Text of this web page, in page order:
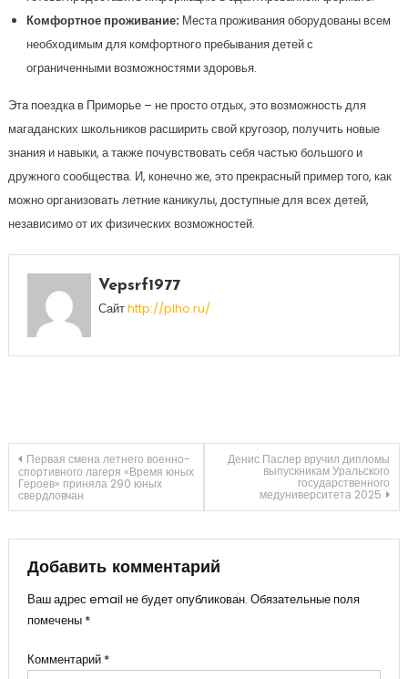
Комфортное проживание:Места проживания оборудованы всем
необходимым для комфортного пребывания детей с
ограниченными возможностями здоровья.
Эта поездка в Приморье – не просто отдых, это возможность для
магаданских школьников расширить свой кругозор, получить новые
знания и навыки, а также почувствовать себя частью большого и
дружного сообщества. И, конечно же, это прекрасный пример того, как
можно организовать летние каникулы, доступные для всех детей,
независимо от их физических возможностей.
Vepsrf1977
Сайтhttp://plho.ru/
Навигация
по
записям
Первая смена летнего военно-
спортивного лагеря «Время юных
Героев» приняла 290 юных
свердловчан
Денис Паслер вручил дипломы
выпускникам Уральского
государственного
медуниверситета 2025
Добавить комментарий
Ваш адрес email не будет опубликован. Обязательные поля
помечены *
Комментарий *